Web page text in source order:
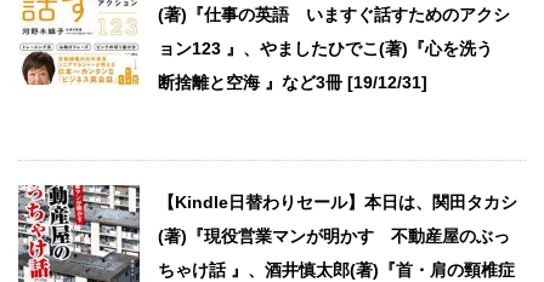
(著)『仕事の英語 いますぐ話すためのアクシ
ョン123 』、やましたひでこ(著)『心を洗う
断捨離と空海 』など3冊 [19/12/31]
【Kindle日替わりセール】本日は、関田タカシ
(著)『現役営業マンが明かす 不動産屋のぶっ
ちゃけ話 』、酒井慎太郎(著)『首・肩の頸椎症